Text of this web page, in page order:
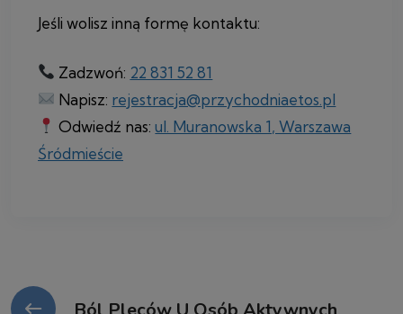
Jeśli wolisz inną formę kontaktu:
Zadzwoń: 22 831 52 81
Napisz: rejestracja@przychodniaetos.pl
Odwiedź nas:ul. Muranowska 1, Warszawa
Śródmieście